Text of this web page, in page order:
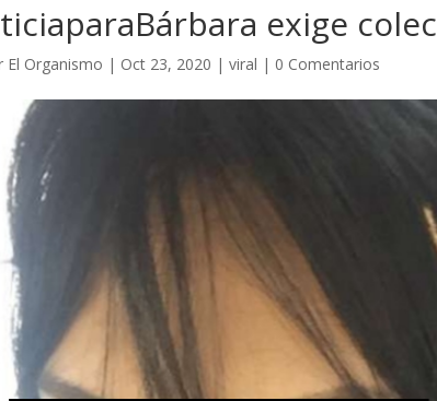
exige
El Organismo | Oct 23, 2020 |viral | 0 Comentarios